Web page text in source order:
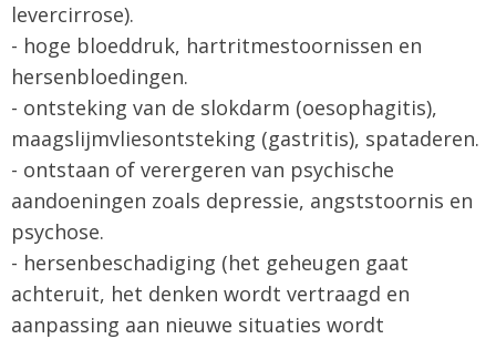
levercirrose).
- hoge bloeddruk, hartritmestoornissen en
hersenbloedingen.
- ontsteking van de slokdarm (oesophagitis),
maagslijmvliesontsteking (gastritis), spataderen.
- ontstaan of verergeren van psychische
aandoeningen zoals depressie, angststoornis en
psychose.
- hersenbeschadiging (het geheugen gaat
achteruit, het denken wordt vertraagd en
aanpassing aan nieuwe situaties wordt